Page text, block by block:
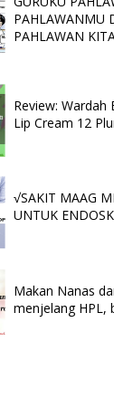
PAHLAWANMU
PAHLAWAN
Review: Wardah
Lip Cream 12
√SAKIT MAAG
UNTUK
Makan Nanas
menjelang HPL,